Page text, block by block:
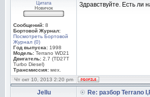
Цитата
Новичок
Сообщений: 8
Бортовой Журнал:
Посмотреть Бортовой
Журнал (0)
Год выпуска: 1998
Модель: Terrano WD21
Двигатель: 2.7 (TD27T
Turbo Diesel)
Трансмиссия: мех.
Здравствуйте. Есть ли
Чт окт 10, 2013 2:20 pm
Jellu Re: разбор Terrano